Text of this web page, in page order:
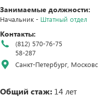
Занимаемые должности:
Начальник - Штатный отдел
Контакты:
(812) 570-76-75
58-287
Санкт-Петербург,
Общий стаж: 14 лет